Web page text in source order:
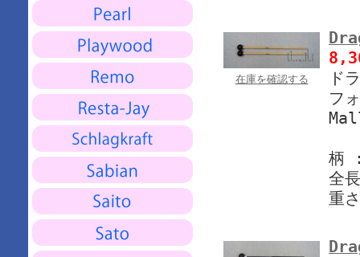
在庫を確認する
ド
フ
柄
全
重